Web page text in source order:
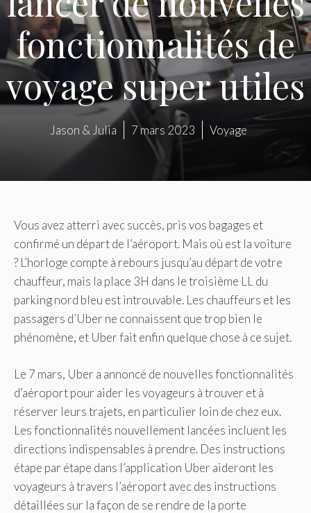
fonctionnalités de
voyage super utiles
Jason & Julia 7 mars 2023 Voyage
Vous avez atterri avec succès, pris vos bagages et
confirmé un départ de l’aéroport. Mais où est la voiture
? L’horloge compte à rebours jusqu’au départ de votre
chauffeur, mais la place 3H dans le troisième LL du
parking nord bleu est introuvable. Les chauffeurs et les
passagers d’Uber ne connaissent que trop bien le
phénomène, et Uber fait enfin quelque chose à ce sujet.
Le 7 mars, Uber a annoncé de nouvelles fonctionnalités
d’aéroport pour aider les voyageurs à trouver et à
réserver leurs trajets, en particulier loin de chez eux.
Les fonctionnalités nouvellement lancées incluent les
directions indispensables à prendre. Des instructions
étape par étape dans l’application Uber aideront les
voyageurs à travers l’aéroport avec des instructions
détaillées sur la façon de se rendre de la porte